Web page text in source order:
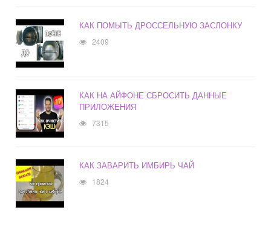
КАК ПОМЫТЬ ДРОССЕЛЬНУЮ ЗАСЛОНКУ
2409
КАК НА АЙФОНЕ СБРОСИТЬ ДАННЫЕ
ПРИЛОЖЕНИЯ
7315
КАК ЗАВАРИТЬ ИМБИРЬ ЧАЙ
1824